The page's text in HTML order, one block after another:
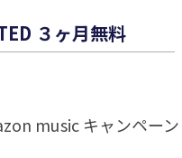
３ヶ月無料